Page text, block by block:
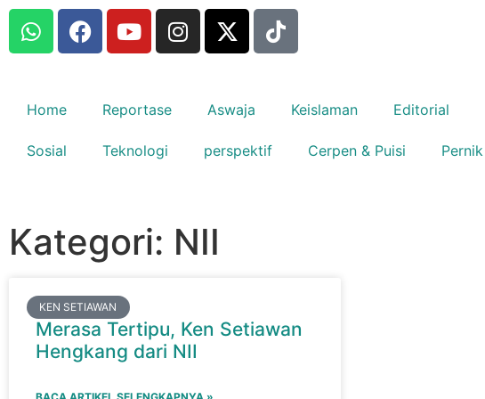
Home Reportase Aswaja Keislaman Editorial
Sosial Teknologi perspektif Cerpen & Puisi Pernik
Kategori: NII
KEN SETIAWAN
Merasa Tertipu, Ken Setiawan
Hengkang dari NII